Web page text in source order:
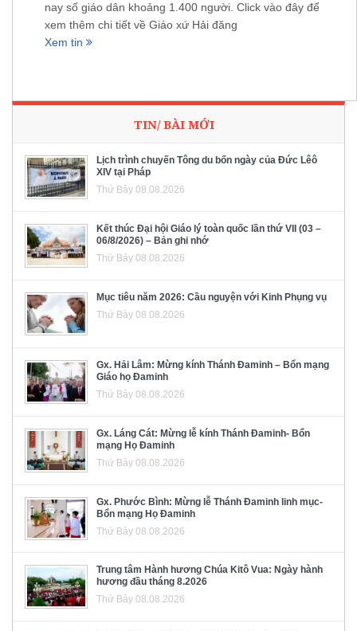
nay số giáo dân khoảng 1.400 người. Click vào đây để
xem thêm chi tiết về Giáo xứ Hải đăng
Xem tin
TIN/ BÀI MỚI
Lịch trình chuyến Tông du bốn ngày của Đức Lêô
XIV tại Pháp
Thứ Bảy 08.08.2026
Kết thúc Đại hội Giáo lý toàn quốc lần thứ VII (03 –
06/8/2026) – Bản ghi nhớ
Thứ Bảy 08.08.2026
Mục tiêu năm 2026: Cầu nguyện với Kinh Phụng vụ
Thứ Bảy 08.08.2026
Gx. Hải Lâm: Mừng kính Thánh Đaminh – Bổn mạng
Giáo họ Đaminh
Thứ Bảy 08.08.2026
Gx. Láng Cát: Mừng lễ kính Thánh Đaminh- Bổn
mạng Họ Đaminh
Thứ Bảy 08.08.2026
Gx. Phước Bình: Mừng lễ Thánh Đaminh linh mục-
Bổn mạng Họ Đaminh
Thứ Bảy 08.08.2026
Trung tâm Hành hương Chúa Kitô Vua: Ngày hành
hương đầu tháng 8.2026
Thứ Bảy 08.08.2026